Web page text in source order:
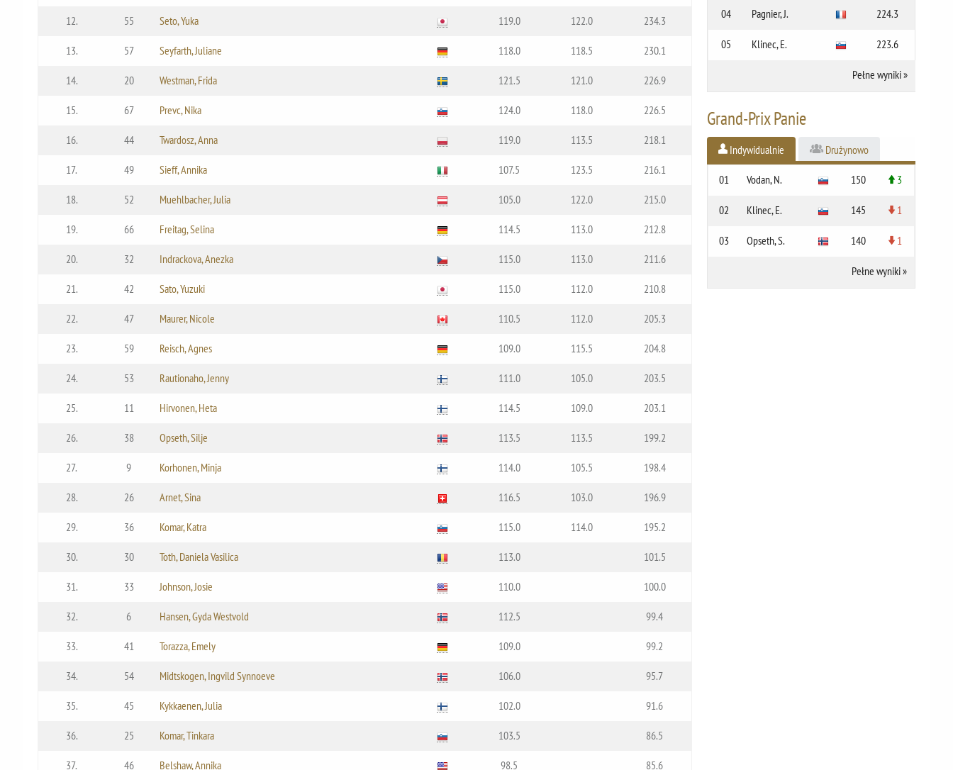
12. 55 Seto, Yuka 119.0 122.0 234.3
13. 57 Seyfarth, Juliane 118.0 118.5 230.1
14. 20 Westman, Frida 121.5 121.0 226.9
15. 67 Prevc, Nika 124.0 118.0 226.5
16. 44 Twardosz, Anna 119.0 113.5 218.1
17. 49 Sieff, Annika 107.5 123.5 216.1
18. 52 Muehlbacher, Julia 105.0 122.0 215.0
19. 66 Freitag, Selina 114.5 113.0 212.8
20. 32 Indrackova, Anezka 115.0 113.0 211.6
21. 42 Sato, Yuzuki 115.0 112.0 210.8
22. 47 Maurer, Nicole 110.5 112.0 205.3
23. 59 Reisch, Agnes 109.0 115.5 204.8
24. 53 Rautionaho, Jenny 111.0 105.0 203.5
25. 11 Hirvonen, Heta 114.5 109.0 203.1
26. 38 Opseth, Silje 113.5 113.5 199.2
27. 9 Korhonen, Minja 114.0 105.5 198.4
28. 26 Arnet, Sina 116.5 103.0 196.9
29. 36 Komar, Katra 115.0 114.0 195.2
30. 30 Toth, Daniela Vasilica 113.0 101.5
31. 33 Johnson, Josie 110.0 100.0
32. 6 Hansen, Gyda Westvold 112.5 99.4
33. 41 Torazza, Emely 109.0 99.2
34. 54 Midtskogen, Ingvild Synnoeve 106.0 95.7
35. 45 Kykkaenen, Julia 102.0 91.6
36. 25 Komar, Tinkara 103.5 86.5
37. 46 Belshaw, Annika 98.5 85.6
04 Pagnier, J. 224.3
05 Klinec, E. 223.6
Pełne wyniki»
Grand-Prix Panie
Indywidualnie Drużynowo
01 Vodan, N. 150 3
02 Klinec, E. 145 1
03 Opseth, S. 140 1
Pełne wyniki»